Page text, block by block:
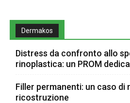
Dermakos
Distress da confronto allo
rinoplastica: un PROM
Filler permanenti: un caso di
ricostruzione